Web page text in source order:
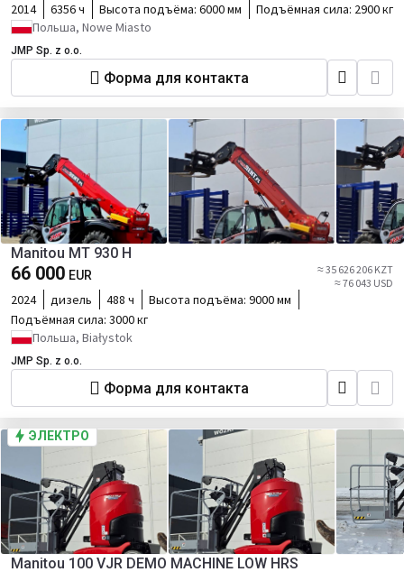
2014 6356 ч Высота подъёма: 6000 мм Подъёмная сила: 2900 кг
Польша, Nowe Miasto
JMP Sp. z o.o.
Форма для контакта
Manitou MT 930 H
66 000 EUR
≈ 35 626 206 KZT
≈ 76 043 USD
2024 дизель 488 ч Высота подъёма: 9000 мм
Подъёмная сила: 3000 кг
Польша, Białystok
JMP Sp. z o.o.
Форма для контакта
ЭЛЕКТРО
Manitou 100 VJR DEMO MACHINE LOW HRS